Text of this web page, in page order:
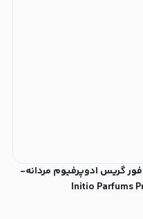
فور گریس ادوپرفیوم مردانه-